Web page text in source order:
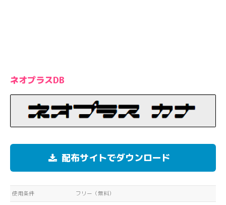
ネオプラスDB
配布サイトでダウンロード
使用条件 フリー（無料）